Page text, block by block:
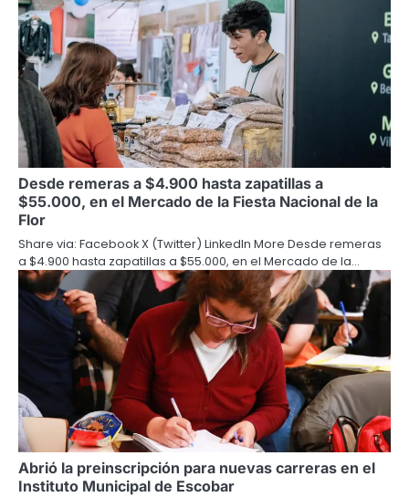
Desde remeras a $4.900 hasta zapatillas a
$55.000, en el Mercado de la Fiesta Nacional de la
Flor
Share via: Facebook X (Twitter) LinkedIn More Desde remeras
a $4.900 hasta zapatillas a $55.000, en el Mercado de la…
Abrió la preinscripción para nuevas carreras en el
Instituto Municipal de Escobar